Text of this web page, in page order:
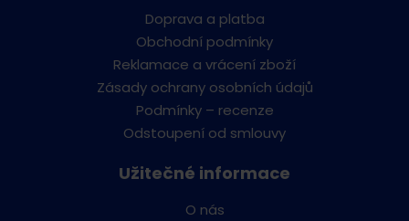
Doprava a platba
Obchodní podmínky
Reklamace a vrácení zboží
Zásady ochrany osobních údajů
Podmínky – recenze
Odstoupení od smlouvy
Užitečné informace
O nás